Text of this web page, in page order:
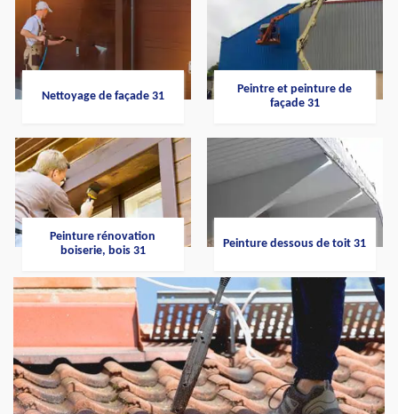
Nettoyage de façade 31
Peintre et peinture de
façade 31
Peinture rénovation
boiserie, bois 31
Peinture dessous de toit 31